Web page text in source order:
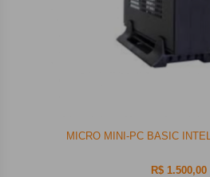
MICRO MINI-PC BASIC
R$ 1.500,00